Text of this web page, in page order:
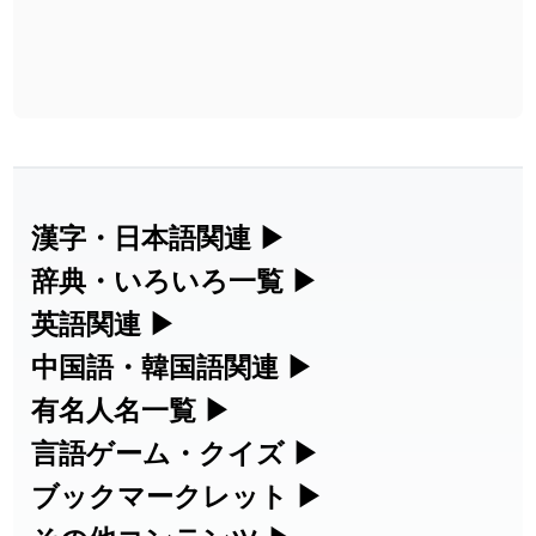
漢字・日本語関連 ▶
漢字の読み方検索、手書き入力、書き順
練習など、日本語学習に役立つツールを
集めています。
人名漢字辞典 - 読み方検索
手書き漢字入力
辞典・いろいろ一覧 ▶
部首・画数別の漢字一覧、熟語辞典、地
名・駅名検索など、各種リファレンスツ
ールです。
部首画数別漢字一覧
英語関連 ▶
カタカナ語・略語の意味検索、発音記
号、リスニング練習など英語学習ツール
です。
中国語・韓国語関連 ▶
中国語のピンイン変換、韓国語の手書き
入力など、アジア言語学習ツールです。
手書き中国語入力 変換ツール
有名人名一覧 ▶
海外セレブやスポーツ選手の名前の読み
方・発音を確認できます。
言語ゲーム・クイズ ▶
四字熟語パズルや漢字クイズなど、楽し
ブックマークレット ▶